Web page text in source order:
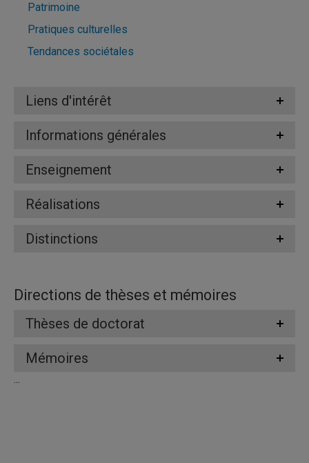
Patrimoine
Pratiques culturelles
Tendances sociétales
Liens d'intérêt
Informations générales
Enseignement
Réalisations
Distinctions
Directions de thèses et mémoires
Thèses de doctorat
Mémoires
...